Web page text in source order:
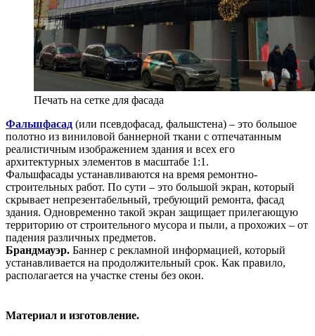
Печать на сетке для фасада
Фальшфасад (или псевдофасад, фальшстена) – это большое
полотно из виниловой баннерной ткани с отпечатанным
реалистичным изображением здания и всех его
архитектурных элементов в масштабе 1:1.
Фальшфасады устанавливаются на время ремонтно-
строительных работ. По сути – это большой экран, который
скрывает непрезентабельный, требующий ремонта, фасад
здания. Одновременно такой экран защищает прилегающую
территорию от строительного мусора и пыли, а прохожих – от
падения различных предметов.
Брандмауэр. Баннер с рекламной информацией, который
устанавливается на продолжительный срок. Как правило,
располагается на участке стены без окон.
Материал и изготовление.